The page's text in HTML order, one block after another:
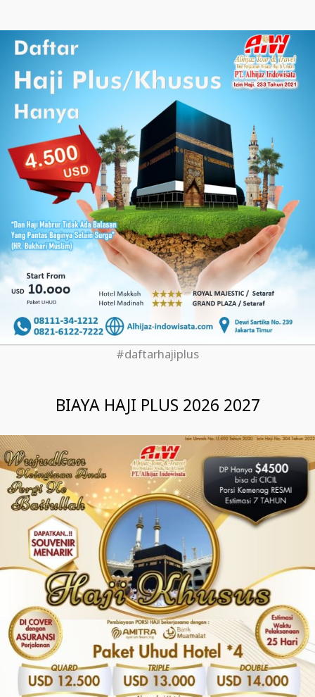
#daftarhajiplus
BIAYA HAJI PLUS 2026 2027